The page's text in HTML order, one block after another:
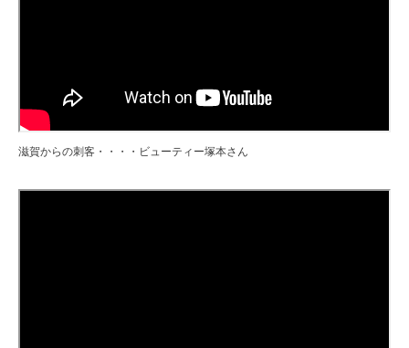
滋賀からの刺客・・・・ビューティー塚本さん